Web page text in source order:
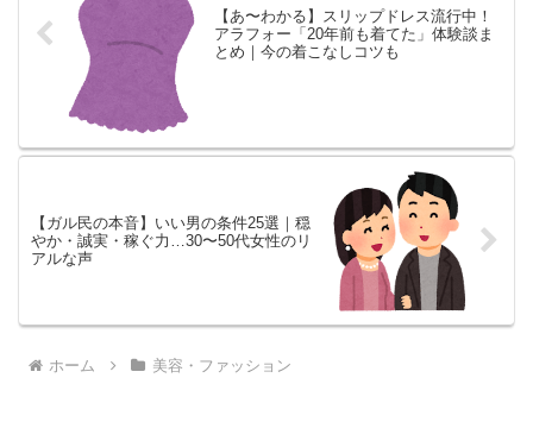
【あ〜わかる】スリップドレス流行中！
アラフォー「20年前も着てた」体験談ま
とめ｜今の着こなしコツも
【ガル民の本音】いい男の条件25選｜穏
やか・誠実・稼ぐ力…30〜50代女性のリ
アルな声
ホーム 美容・ファッション